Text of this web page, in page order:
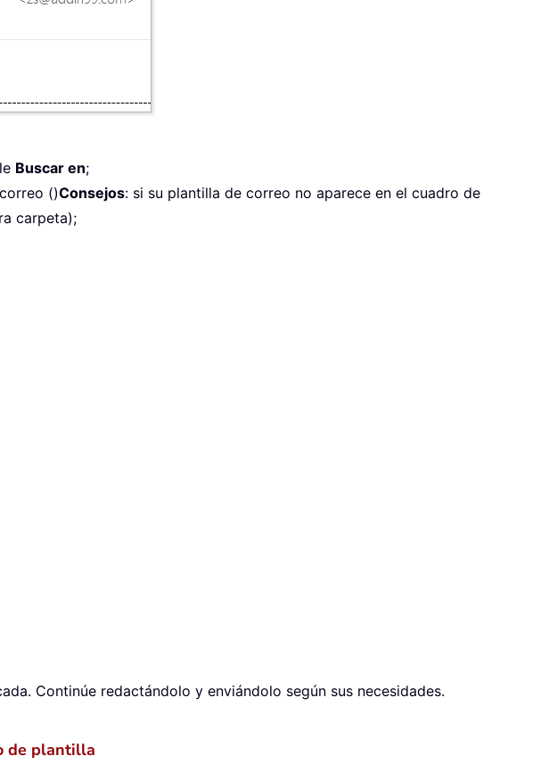
Buscar en;
()Consejos: si su plantilla de correo no aparece en el cuadro de
carpeta);
Continúe redactándolo y enviándolo según sus necesidades.
de plantilla